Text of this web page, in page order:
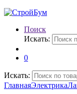
Поиск
Искать:
0
Искать:
ГлавнаяЭлектрика